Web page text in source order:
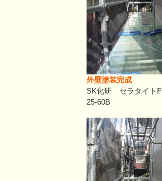
外壁塗装完成
SK化研 セラタイトF
25-60B